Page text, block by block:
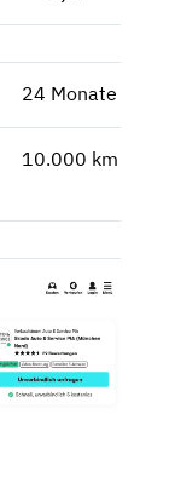
24 Monate
10.000 km